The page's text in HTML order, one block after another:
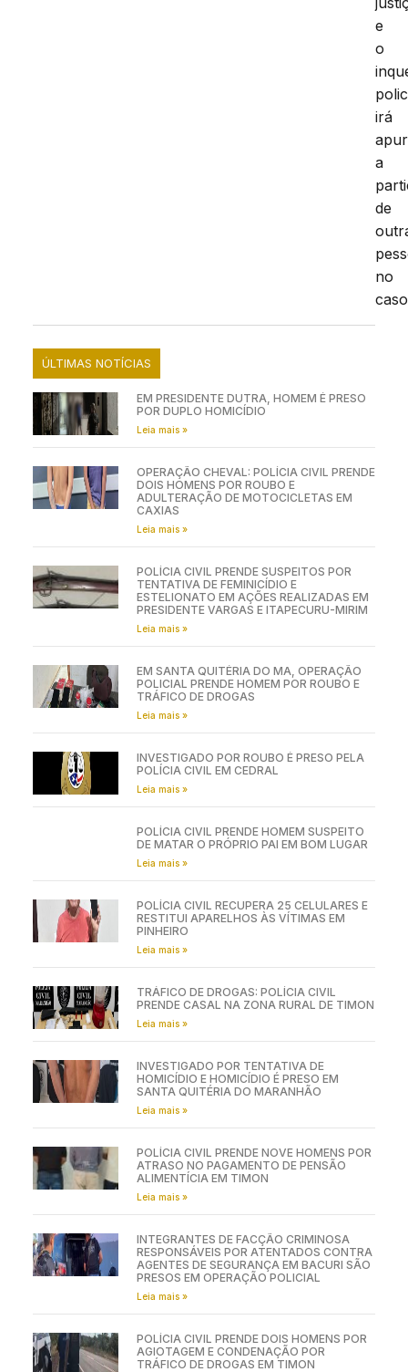
e
o
irá
a
de
no
ÚLTIMAS NOTÍCIAS
EM PRESIDENTE DUTRA, HOMEM É PRESO
POR DUPLO HOMICÍDIO
Leia mais »
OPERAÇÃO CHEVAL: POLÍCIA CIVIL PRENDE
DOIS HOMENS POR ROUBO E
ADULTERAÇÃO DE MOTOCICLETAS EM
CAXIAS
Leia mais »
POLÍCIA CIVIL PRENDE SUSPEITOS POR
TENTATIVA DE FEMINICÍDIO E
ESTELIONATO EM AÇÕES REALIZADAS EM
PRESIDENTE VARGAS E ITAPECURU-MIRIM
Leia mais »
EM SANTA QUITÉRIA DO MA, OPERAÇÃO
POLICIAL PRENDE HOMEM POR ROUBO E
TRÁFICO DE DROGAS
Leia mais »
INVESTIGADO POR ROUBO É PRESO PELA
POLÍCIA CIVIL EM CEDRAL
Leia mais »
POLÍCIA CIVIL PRENDE HOMEM SUSPEITO
DE MATAR O PRÓPRIO PAI EM BOM LUGAR
Leia mais »
POLÍCIA CIVIL RECUPERA 25 CELULARES E
RESTITUI APARELHOS ÀS VÍTIMAS EM
PINHEIRO
Leia mais »
TRÁFICO DE DROGAS: POLÍCIA CIVIL
PRENDE CASAL NA ZONA RURAL DE TIMON
Leia mais »
INVESTIGADO POR TENTATIVA DE
HOMICÍDIO E HOMICÍDIO É PRESO EM
SANTA QUITÉRIA DO MARANHÃO
Leia mais »
POLÍCIA CIVIL PRENDE NOVE HOMENS POR
ATRASO NO PAGAMENTO DE PENSÃO
ALIMENTÍCIA EM TIMON
Leia mais »
INTEGRANTES DE FACÇÃO CRIMINOSA
RESPONSÁVEIS POR ATENTADOS CONTRA
AGENTES DE SEGURANÇA EM BACURI SÃO
PRESOS EM OPERAÇÃO POLICIAL
Leia mais »
POLÍCIA CIVIL PRENDE DOIS HOMENS POR
AGIOTAGEM E CONDENAÇÃO POR
TRÁFICO DE DROGAS EM TIMON